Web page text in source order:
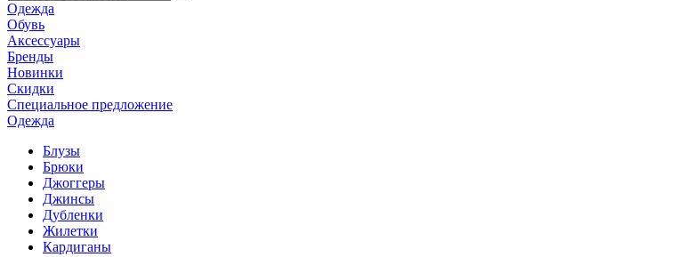
Одежда
Обувь
Аксессуары
Бренды
Новинки
Скидки
Специальное предложение
Одежда
Блузы
Брюки
Джоггеры
Джинсы
Дубленки
Жилетки
Кардиганы